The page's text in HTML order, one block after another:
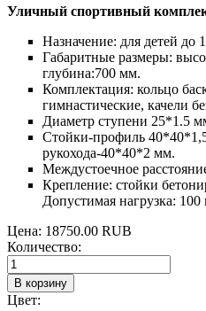
Уличный спортивный
Назначение: для детей до
Габаритные размеры:
глубина:700 мм.
Комплектация: кольцо
гимнастические, качели
Диаметр ступени 25*1.5
Cтойки-профиль
рукохода-40*40*2 мм.
Междустоечное
Крепление: стойки
Допустимая нагрузка: 100
Цена: 18750.00 RUB
Количество:
Цвет: